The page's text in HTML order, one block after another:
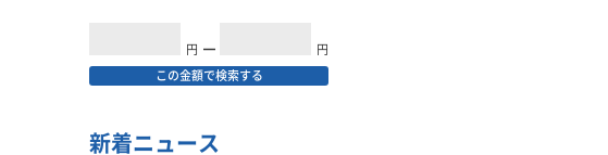
円 ━ 円
この金額で検索する
新着ニュース